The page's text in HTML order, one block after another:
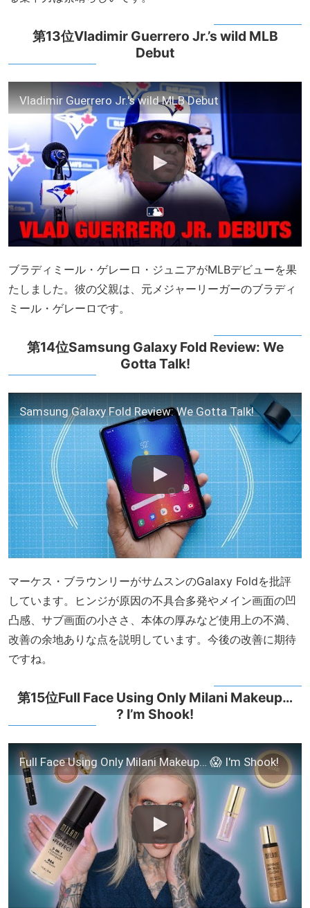
第13位Vladimir Guerrero Jr.’s wild MLB
Debut
Vladimir Guerrero Jr.'s wild MLB Debut
ブラディミール・ゲレーロ・ジュニアがMLBデビューを果
たしました。彼の父親は、元メジャーリーガーのブラディ
ミール・ゲレーロです。
第14位Samsung Galaxy Fold Review: We
Gotta Talk!
Samsung Galaxy Fold Review: We Gotta Talk!
マーケス・ブラウンリーがサムスンのGalaxy Foldを批評
しています。ヒンジが原因の不具合多発やメイン画面の凹
凸感、サブ画面の小ささ、本体の厚みなど使用上の不満、
改善の余地ありな点を説明しています。今後の改善に期待
ですね。
第15位Full Face Using Only Milani Makeup…
? I’m Shook!
Full Face Using Only Milani Makeup… 😱 I'm Shook!